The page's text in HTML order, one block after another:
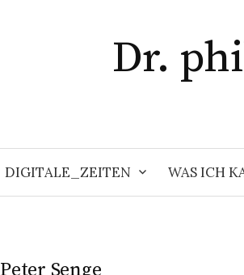
Dr.
DIGITALE_ZEITEN WAS ICH
Peter Senge